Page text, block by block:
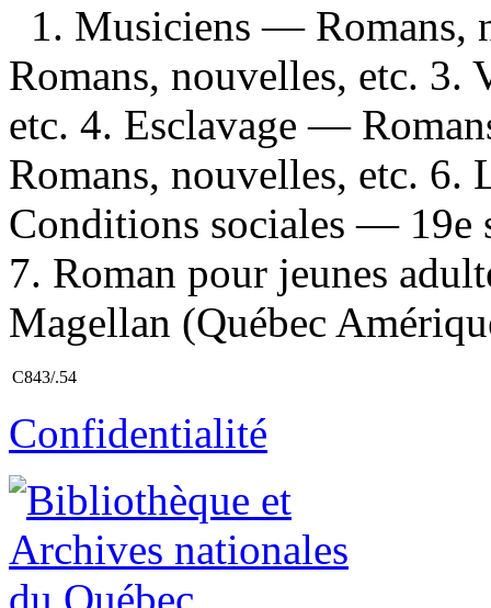
1. Musiciens — Romans,
Romans, nouvelles, etc. 3.
etc. 4. Esclavage —
Romans, nouvelles, etc.
Conditions sociales — 19e
7. Roman pour jeunes
Magellan (Québec
C843/.54
Confidentialité